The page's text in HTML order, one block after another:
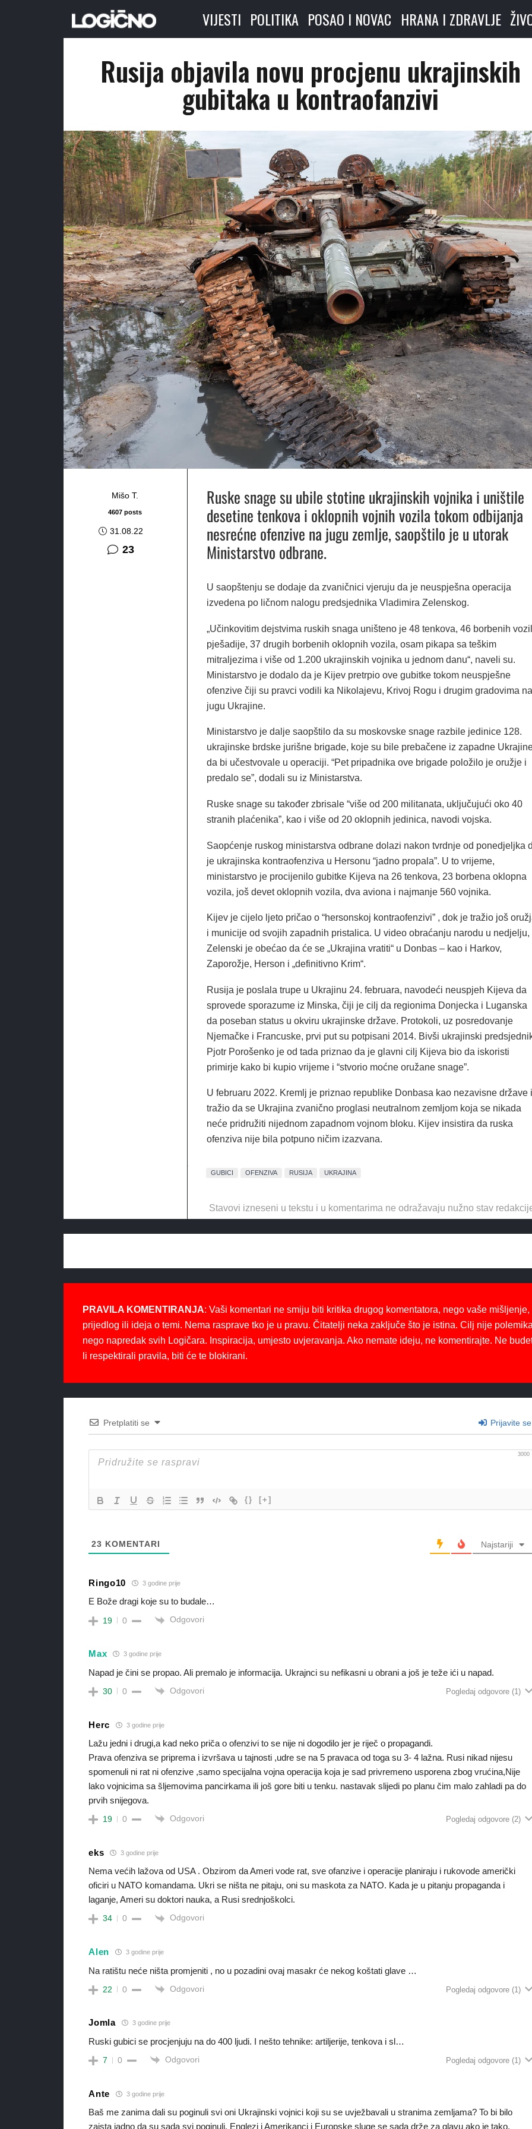
VIJESTI POLITIKA POSAO I NOVAC HRANA I ZDRAVLJE
Rusija objavila novu procjenu ukrajinskih
gubitaka u kontraofanzivi
Mišo T.
4607 posts
31.08.22
23komentara
Ruske snage su ubile stotine ukrajinskih vojnika i uništile
desetine tenkova i oklopnih vojnih vozila tokom odbijanja
nesrećne ofenzive na jugu zemlje, saopštilo je u utorak
Ministarstvo odbrane.
U saopštenju se dodaje da zvaničnici vjeruju da je neuspješna operacija
izvedena po ličnom nalogu predsjednika Vladimira Zelenskog.
„Učinkovitim dejstvima ruskih snaga uništeno je 48 tenkova, 46 borbenih
pješadije, 37 drugih borbenih oklopnih vozila, osam pikapa sa teškim
mitraljezima i više od 1.200 ukrajinskih vojnika u jednom danu“, naveli su.
Ministarstvo je dodalo da je Kijev pretrpio ove gubitke tokom neuspješne
ofenzive čiji su pravci vodili ka Nikolajevu, Krivoj Rogu i drugim gradovima na
jugu Ukrajine.
Ministarstvo je dalje saopštilo da su moskovske snage razbile jedinice 128.
ukrajinske brdske jurišne brigade, koje su bile prebačene iz zapadne
da bi učestvovale u operaciji. “Pet pripadnika ove brigade položilo je oružje i
predalo se”, dodali su iz Ministarstva.
Ruske snage su također zbrisale “više od 200 militanata, uključujući oko 40
stranih plaćenika”, kao i više od 20 oklopnih jedinica, navodi vojska.
Saopćenje ruskog ministarstva odbrane dolazi nakon tvrdnje od ponedjeljka
je ukrajinska kontraofenziva u Hersonu “jadno propala”. U to vrijeme,
ministarstvo je procijenilo gubitke Kijeva na 26 tenkova, 23 borbena oklopna
vozila, još devet oklopnih vozila, dva aviona i najmanje 560 vojnika.
Kijev je cijelo ljeto pričao o “hersonskoj kontraofenzivi” , dok je tražio još
i municije od svojih zapadnih pristalica. U video obraćanju narodu u nedjelju,
Zelenski je obećao da će se „Ukrajina vratiti“ u Donbas – kao i Harkov,
Zaporožje, Herson i „definitivno Krim“.
Rusija je poslala trupe u Ukrajinu 24. februara, navodeći neuspjeh Kijeva da
sprovede sporazume iz Minska, čiji je cilj da regionima Donjecka i Luganska
da poseban status u okviru ukrajinske države. Protokoli, uz posredovanje
Njemačke i Francuske, prvi put su potpisani 2014. Bivši ukrajinski
Pjotr ​​Porošenko je od tada priznao da je glavni cilj Kijeva bio da iskoristi
primirje kako bi kupio vrijeme i “stvorio moćne oružane snage”.
U februaru 2022. Kremlj je priznao republike Donbasa kao nezavisne države i
tražio da se Ukrajina zvanično proglasi neutralnom zemljom koja se nikada
neće pridružiti nijednom zapadnom vojnom bloku. Kijev insistira da ruska
ofenziva nije bila potpuno ničim izazvana.
GUBICI OFENZIVA RUSIJA UKRAJINA
Stavovi izneseni u tekstu i u komentarima ne odražavaju nužno stav
PRAVILA KOMENTIRANJA: Vaši komentari ne smiju biti kritika drugog komentatora, nego vaše mišljenje,
prijedlog ili ideja o temi. Nema rasprave tko je u pravu. Čitatelji neka zaključe što je istina. Cilj nije
nego napredak svih Logičara. Inspiracija, umjesto uvjeravanja. Ako nemate ideju, ne komentirajte. Ne
li respektirali pravila, biti će te blokirani.
Pretplatiti se Prijavite se
3000
{} [+]
23 KOMENTARI Najstariji
Ringo10 3 godine prije
E Bože dragi koje su to budale…
19 0 Odgovori
Max 3 godine prije
Napad je čini se propao. Ali premalo je informacija. Ukrajnci su nefikasni u obrani a još je teže ići u napad.
30 0 Odgovori Pogledaj odgovore (1)
Herc 3 godine prije
Lažu jedni i drugi,a kad neko priča o ofenzivi to se nije ni dogodilo jer je riječ o propagandi.
Prava ofenziva se priprema i izvršava u tajnosti ,udre se na 5 pravaca od toga su 3- 4 lažna. Rusi nikad nijesu
spomenuli ni rat ni ofenzive ,samo specijalna vojna operacija koja je sad privremeno usporena zbog vrućina,Nije
lako vojnicima sa šljemovima pancirkama ili još gore biti u tenku. nastavak slijedi po planu čim malo zahladi pa do
prvih snijegova.
19 0 Odgovori Pogledaj odgovore (2)
eks 3 godine prije
Nema većih lažova od USA . Obzirom da Ameri vode rat, sve ofanzive i operacije planiraju i rukovode američki
oficiri u NATO komandama. Ukri se ništa ne pitaju, oni su maskota za NATO. Kada je u pitanju propaganda i
laganje, Ameri su doktori nauka, a Rusi srednjoškolci.
34 0 Odgovori
Alen 3 godine prije
Na ratištu neće ništa promjeniti , no u pozadini ovaj masakr će nekog koštati glave …
22 0 Odgovori Pogledaj odgovore (1)
Jomla 3 godine prije
Ruski gubici se procjenjuju na do 400 ljudi. I nešto tehnike: artiljerije, tenkova i sl…
7 0 Odgovori Pogledaj odgovore (1)
Ante 3 godine prije
Baš me zanima dali su poginuli svi oni Ukrajinski vojnici koji su se uvježbavali u stranima zemljama? To bi bilo
zaista jadno da su sada svi poginuli. Englezi i Amerikanci i Europske sluge se sada drže za glavu ako je tako.